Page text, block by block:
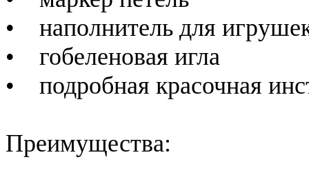
• наполнитель для
• гобеленовая игла
• подробная красочная
Преимущества: